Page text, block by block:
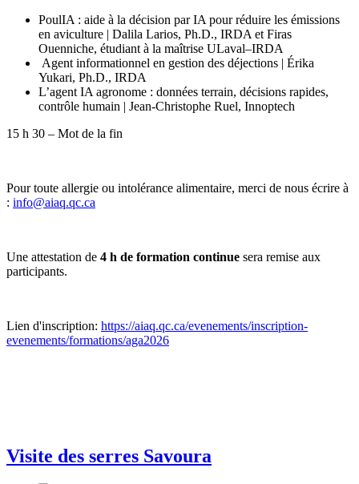
PoulIA : aide à la décision par IA pour réduire les émissions
en aviculture | Dalila Larios, Ph.D., IRDA et Firas
Ouenniche, étudiant à la maîtrise ULaval–IRDA
Agent informationnel en gestion des déjections | Érika
Yukari, Ph.D., IRDA
L’agent IA agronome : données terrain, décisions rapides,
contrôle humain | Jean-Christophe Ruel, Innoptech
15 h 30 – Mot de la fin
Pour toute allergie ou intolérance alimentaire, merci de nous écrire à
: info@aiaq.qc.ca
Une attestation de 4 h de formation continue sera remise aux
participants.
Lien d'inscription: https://aiaq.qc.ca/evenements/inscription-
evenements/formations/aga2026
Visite des serres Savoura